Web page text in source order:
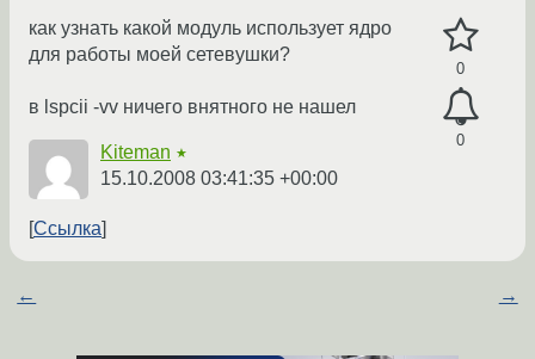
0
0
как узнать какой модуль использует ядро
для работы моей сетевушки?
в lspcii -vv ничего внятного не нашел
Kiteman ★
15.10.2008 03:41:35 +00:00
Ссылка
← →